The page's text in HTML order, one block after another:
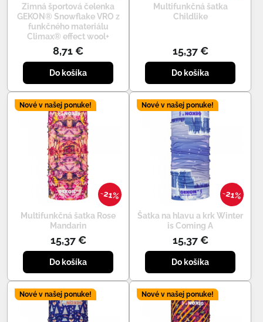
Zimná športová čelenka
GEKON® Snowflake VRO z
funkčného materiálu
Climax® effect wool+
8,71 €
Do košíka
Multifunkčná šatka
Childlike
15,37 €
Do košíka
21%
Nové v našej ponuke!
Multifunkčná šatka Rose
Mandarin
15,37 €
Do košíka
21%
Nové v našej ponuke!
Šatka na hlavu a krk Winter
is Coming A
15,37 €
Do košíka
Nové v našej ponuke! Nové v našej ponuke!